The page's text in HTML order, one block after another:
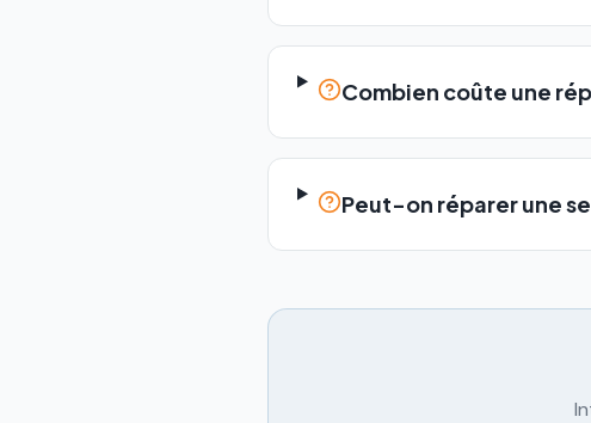
Combien coûte une
Peut-on réparer une